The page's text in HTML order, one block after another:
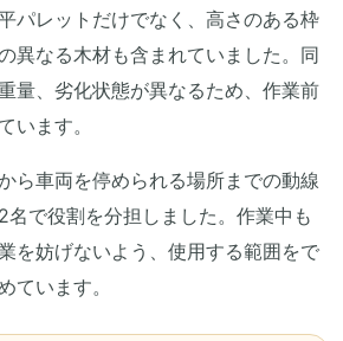
パレットだけでなく、高さのある枠
異なる木材も含まれていました。同
量、劣化状態が異なるため、作業前
います。
ら車両を停められる場所までの動線
名で役割を分担しました。作業中も
を妨げないよう、使用する範囲をで
ています。